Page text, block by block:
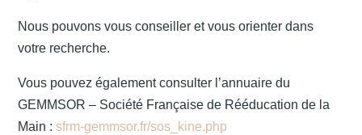
Nous pouvons vous conseiller et vous orienter dans
votre recherche.
Vous pouvez également consulter l’annuaire du
GEMMSOR – Société Française de Rééducation de la
Main : sfrm-gemmsor.fr/sos_kine.php